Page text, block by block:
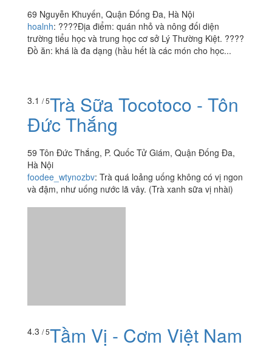
69 Nguyễn Khuyến, Quận Đống Đa, Hà Nội
hoalnh: ????Địa điểm: quán nhỏ và nông đối diện
trường tiểu học và trung học cơ sở Lý Thường Kiệt. ????
Đồ ăn: khá là đa dạng (hầu hết là các món cho học...
3.1 / 5Trà Sữa Tocotoco - Tôn
Đức Thắng
59 Tôn Đức Thắng, P. Quốc Tử Giám, Quận Đống Đa,
Hà Nội
foodee_wtynozbv: Trà quá loảng uống không có vị ngon
và đậm, như uống nước lã vây. (Trà xanh sữa vị nhài)
4.3 / 5Tầm Vị - Cơm Việt Nam